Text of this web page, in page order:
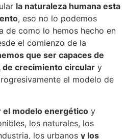
la naturaleza humana esta
, eso no lo podemos
de como lo hemos hecho en
el comienzo de la
que ser capaces de
de crecimiento circular y
el modelo de
el modelo energético y
los naturales, los
los urbanos y los